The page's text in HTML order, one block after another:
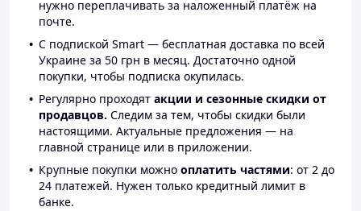
нужно переплачивать за наложенный платёж на
почте.
С подпиской Smart — бесплатная доставка по всей
Украине за 50 грн в месяц. Достаточно одной
покупки, чтобы подписка окупилась.
Регулярно проходят акции и сезонные скидки от
продавцов. Следим за тем, чтобы скидки были
настоящими. Актуальные предложения — на
главной странице или в приложении.
Крупные покупки можно оплатить частями: от 2 до
24 платежей. Нужен только кредитный лимит в
банке.